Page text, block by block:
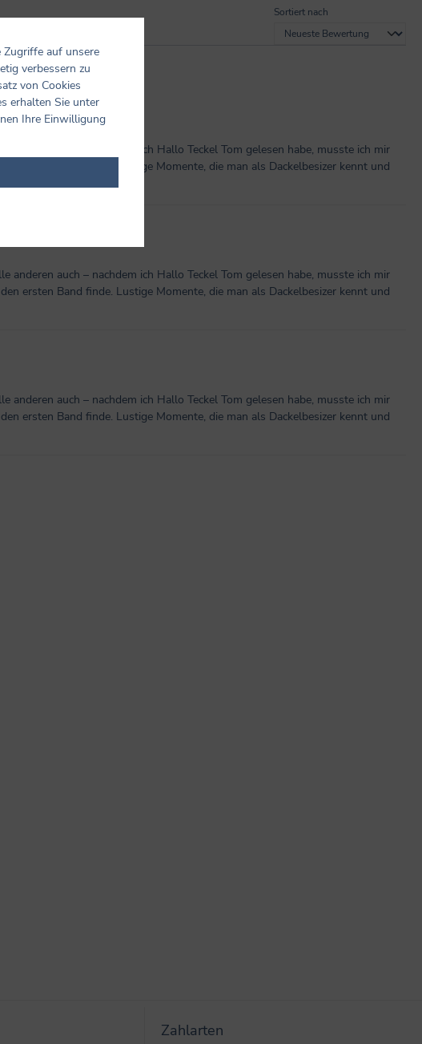
Sortiert nach
anderen auch – nachdem ich Hallo Teckel Tom gelesen habe, musste ich mir
ersten Band finde. Lustige Momente, die man als Dackelbesizer kennt und
anderen auch – nachdem ich Hallo Teckel Tom gelesen habe, musste ich mir
ersten Band finde. Lustige Momente, die man als Dackelbesizer kennt und
anderen auch – nachdem ich Hallo Teckel Tom gelesen habe, musste ich mir
ersten Band finde. Lustige Momente, die man als Dackelbesizer kennt und
Zahlarten
Zugriffe auf unsere
verbessern zu
von Cookies
erhalten Sie unter
Ihre Einwilligung